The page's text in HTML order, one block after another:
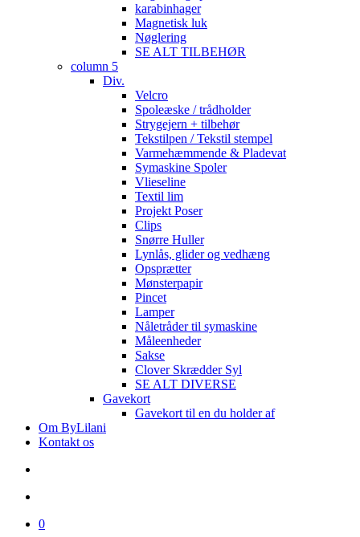
karabinhager
Magnetisk luk
Nøglering
SE ALT TILBEHØR
column 5
Div.
Velcro
Spoleæske / trådholder
Strygejern + tilbehør
Tekstilpen / Tekstil stempel
Varmehæmmende & Pladevat
Symaskine Spoler
Vlieseline
Textil lim
Projekt Poser
Clips
Snørre Huller
Lynlås, glider og vedhæng
Opsprætter
Mønsterpapir
Pincet
Lamper
Nåletråder til symaskine
Måleenheder
Sakse
Clover Skrædder Syl
SE ALT DIVERSE
Gavekort
Gavekort til en du holder af
Om ByLilani
Kontakt os
0